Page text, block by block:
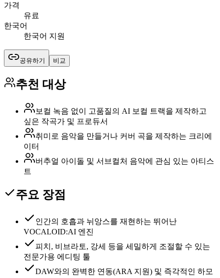
가격
유료
한국어
한국어 지원
공유하기 비교
추천 대상
보컬 녹음 없이 고품질의 AI 보컬 트랙을 제작하고
싶은 작곡가 및 프로듀서
취미로 음악을 만들거나 커버 곡을 제작하는 크리에
이터
버추얼 아이돌 및 서브컬처 음악에 관심 있는 아티스
트
주요 장점
인간의 호흡과 뉘앙스를 재현하는 뛰어난
VOCALOID:AI 엔진
피치, 비브라토, 강세 등을 세밀하게 조절할 수 있는
전문가용 에디팅 툴
DAW와의 완벽한 연동(ARA 지원) 및 즉각적인 하모